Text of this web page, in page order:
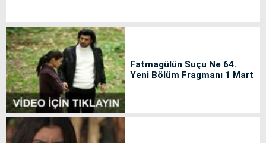
Fatmagülün Suçu Ne 64.
Yeni Bölüm Fragmanı 1 Mart